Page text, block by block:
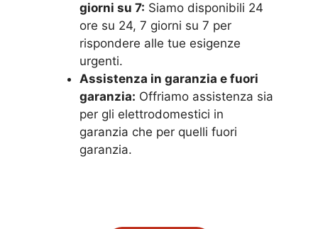
giorni su 7: Siamo disponibili 24
ore su 24, 7 giorni su 7 per
rispondere alle tue esigenze
urgenti.
Assistenza in garanzia e fuori
garanzia: Offriamo assistenza sia
per gli elettrodomestici in
garanzia che per quelli fuori
garanzia.